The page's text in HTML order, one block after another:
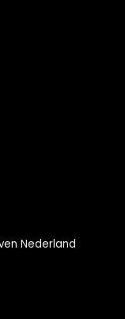
Nederland